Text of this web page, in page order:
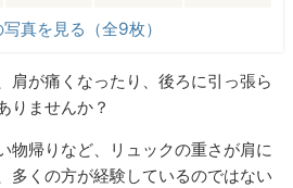
真を見る（全9枚）
肩が痛くなったり、後ろに引っ張ら
りませんか？
物帰りなど、リュックの重さが肩に
多くの方が経験しているのではない